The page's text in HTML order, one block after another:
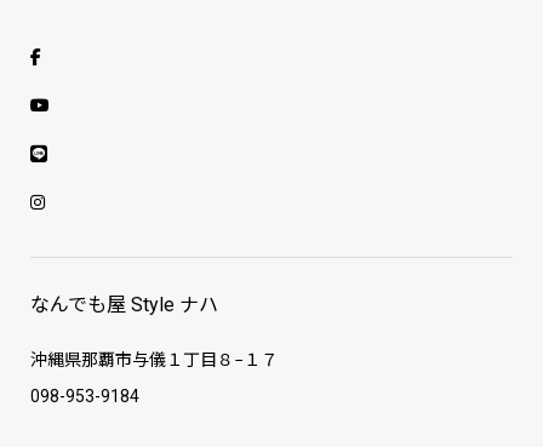
なんでも屋 Style ナハ
沖縄県那覇市与儀１丁目８−１７
098-953-9184